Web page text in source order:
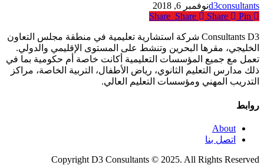
d3consultantsنوفمبر 6, 2018
Share Share Share Pin
Consultants D3 شركة استشارية تعليمية في منطقة مجلس التعاون
الخليجي، مقرها البحرين وتنشط على المستوى الإقليمي والدولي.
تعمل مع جميع المؤسسات التعليمية أكانت خاصة أم حكومية بما في
ذلك مدارس التعليم الثانوي، رياض الأطفال، التربية الخاصة، مراكز
التدريب المهني ومؤسسات التعليم العالي.
روابط
About
اتصل بنا
Copyright D3 Consultants © 2025. All Rights Reserved